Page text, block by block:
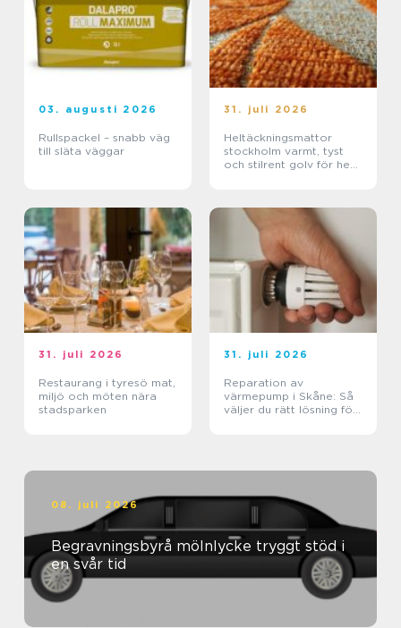
03. augusti 2026
Rullspackel – snabb väg
till släta väggar
31. juli 2026
Heltäckningsmattor
stockholm varmt, tyst
och stilrent golv för hem
31. juli 2026
Restaurang i tyresö mat,
miljö och möten nära
stadsparken
31. juli 2026
Reparation av
värmepump i Skåne: Så
väljer du rätt lösning för
08. juli 2026
Begravningsbyrå mölnlycke tryggt stöd i
en svår tid